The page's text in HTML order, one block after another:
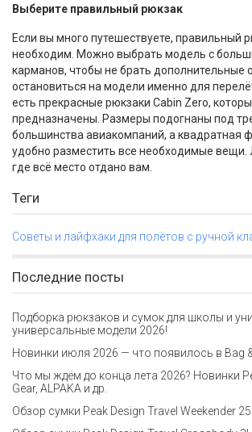
Выберите правильный рюкзак
Если вы много путешествуете, правильный
необходим. Можно выбрать модель с
карманов, чтобы не брать дополнительные
остановиться на модели именно для
есть прекрасные рюкзаки Cabin Zero,
предназначены. Размеры подогнаны под
большинства авиакомпаний, а квадратная
удобно разместить все необходимые вещи.
где всё место отдано вам.
Теги
Советы и лайфхаки для полётов с ручной
Последние посты
Подборка рюкзаков и сумок для школы и
универсальные модели 2026!
Новинки июля 2026 — что появилось в Bag
Что мы ждём до конца лета 2026? Новинки
Gear, ALPAKA и др.
Обзор сумки Peak Design Travel Weekender 25L